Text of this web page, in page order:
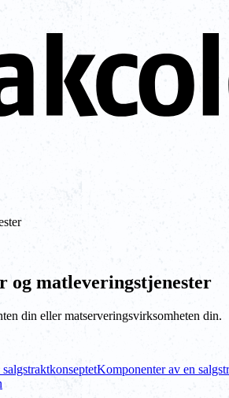
og matleveringstjenester
din eller matserveringsvirksomheten din.
Komponenter av en